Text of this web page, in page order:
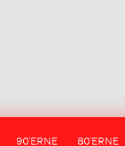
90'ERNE 80'ERNE